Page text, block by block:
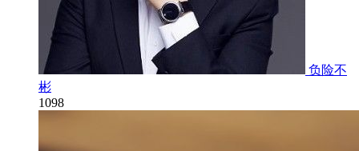
负险不
彬
1098